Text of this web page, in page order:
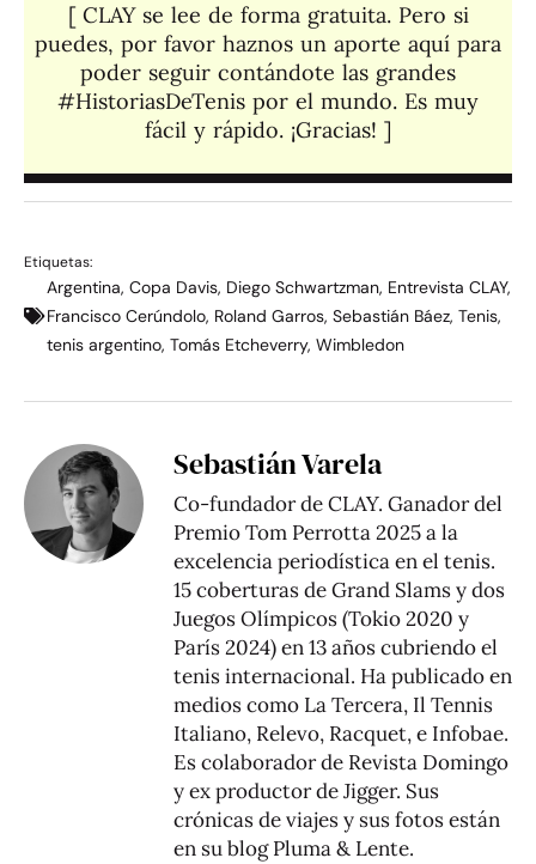
[ CLAY se lee de forma gratuita. Pero si
puedes, por favor haznos un aporte aquí para
poder seguir contándote las grandes
#HistoriasDeTenis por el mundo. Es muy
fácil y rápido. ¡Gracias! ]​
Etiquetas:
Argentina, Copa Davis, Diego Schwartzman, Entrevista CLAY,
Francisco Cerúndolo, Roland Garros, Sebastián Báez, Tenis,
tenis argentino, Tomás Etcheverry, Wimbledon
Sebastián Varela
Co-fundador de CLAY. Ganador del
Premio Tom Perrotta 2025 a la
excelencia periodística en el tenis.
15 coberturas de Grand Slams y dos
Juegos Olímpicos (Tokio 2020 y
París 2024) en 13 años cubriendo el
tenis internacional. Ha publicado en
medios como La Tercera, Il Tennis
Italiano, Relevo, Racquet, e Infobae.
Es colaborador de Revista Domingo
y ex productor de Jigger. Sus
crónicas de viajes y sus fotos están
en su blogPluma & Lente.